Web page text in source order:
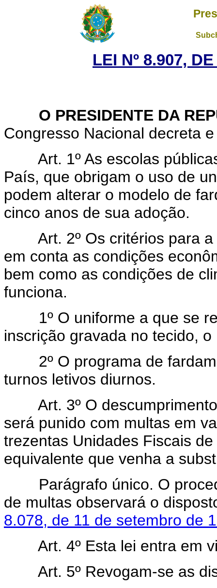
LEI Nº 8.907,
O PRESIDENTE DA
Congresso Nacional decreta
Art. 1º As escolas
País, que obrigam o uso de
podem alterar o modelo de
cinco anos de sua adoção.
Art. 2º Os critérios para
em conta as condições
bem como as condições de
funciona.
1º O uniforme a que se
inscrição gravada no tecido,
2º O programa de
turnos letivos diurnos.
Art. 3º O
será punido com multas em
trezentas Unidades Fiscais
equivalente que venha a
Parágrafo único. O
de multas observará o
8.078, de 11 de setembro de
Art. 4º Esta lei entra em
Art. 5º Revogam-se as